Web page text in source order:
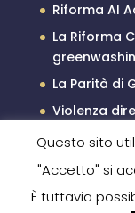
Riforma AI
La Riforma
La Parità di
Violenza
Il processo
Questo sito
"Accetto" si
È tuttavia